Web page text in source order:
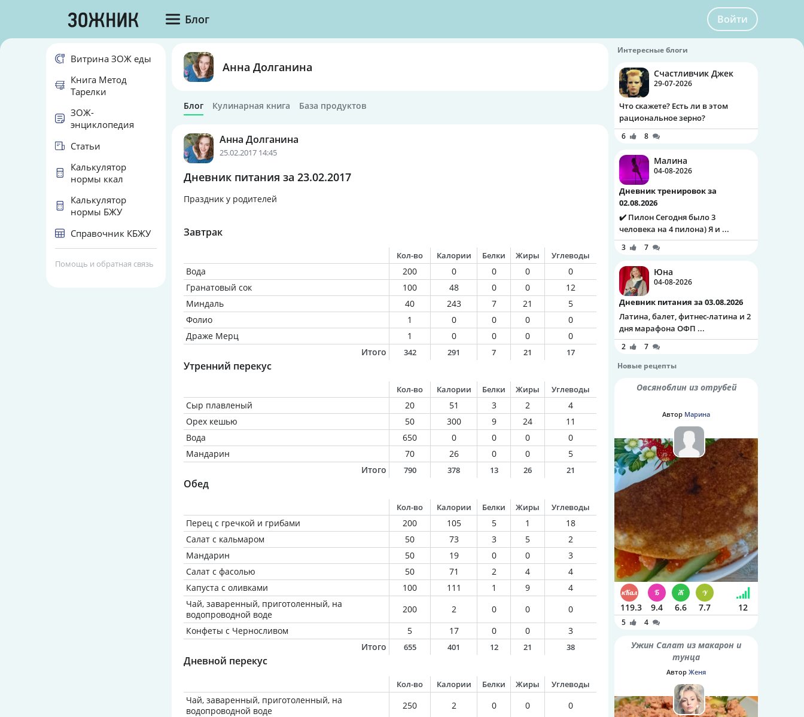
Блог Войти
Анна Долганина
Блог Кулинарная книга База продуктов
Анна Долганина
25.02.2017 14:45
Дневник питания за 23.02.2017
Праздник у родителей
Завтрак
Кол-во Калории Белки Жиры Углеводы
Вода 200 0 0 0
0
Гранатовый сок
100 48 0 0
12
Миндаль
40 243 7 21
5
Фолио
1 0 0 0
0
Драже Мерц
1 0 0 0
0
Итого
342 291 7 21 17
Утренний перекус
Кол-во Калории Белки Жиры Углеводы
Сыр плавленый 20 51 3 2
4
Орех кешью
50 300 9 24
11
Вода
650 0 0 0
0
Мандарин
70 26 0 0
5
Итого
790 378 13 26 21
Обед
Кол-во Калории Белки Жиры Углеводы
Перец с гречкой и грибами 200 105 5 1
18
Салат с кальмаром
50 73 3 5
2
Мандарин
50 19 0 0
3
Салат с фасолью
50 71 2 4
4
Капуста с оливками
100 111 1 9
4
Чай, заваренный, приготоленный, на
водопроводной воде
200 2 0 0
0
Конфеты с Черносливом
5 17 0 0
3
Итого
655 401 12 21 38
Дневной перекус
Кол-во Калории Белки Жиры Углеводы
Чай, заваренный, приготоленный, на
водопроводной воде
250 2 0 0
0
Витрина ЗОЖ еды
Книга Метод
Тарелки
ЗОЖ-
энциклопедия
Статьи
Калькулятор
нормы ккал
Калькулятор
нормы БЖУ
Справочник КБЖУ
Помощь и обратная связь
Интересные блоги
Счастливчик Джек
29-07-2026
Что скажете? Есть ли в этом
рациональное зерно?
6 8
Малина
04-08-2026
Дневник тренировок за
02.08.2026
✔️ Пилон Сегодня было 3
человека на 4 пилона) Я и ...
3 7
Юна
04-08-2026
Дневник питания за 03.08.2026
Латина, балет, фитнес-латина и 2
дня марафона ОФП ...
2
7
Новые рецепты
Овсяноблин из отрубей
Автор Марина
119.3 9.4 6.6 7.7 12
5 4
Ужин Салат из макарон и
тунца
Автор Женя